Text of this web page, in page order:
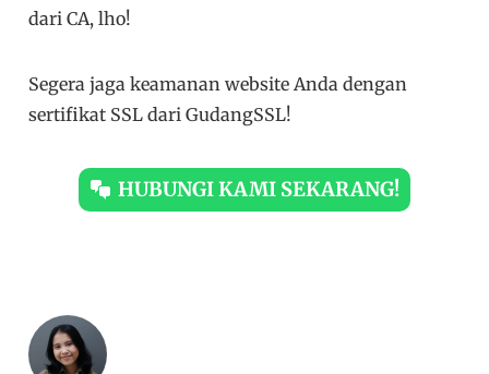
dari CA, lho!
Segera jaga keamanan website Anda dengan
sertifikat SSL dari GudangSSL!
HUBUNGI KAMI SEKARANG!